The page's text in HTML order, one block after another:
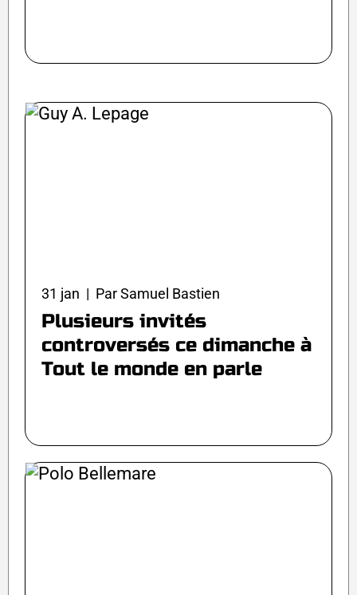
31 jan | Par Samuel Bastien
Plusieurs invités
controversés ce dimanche à
Tout le monde en parle